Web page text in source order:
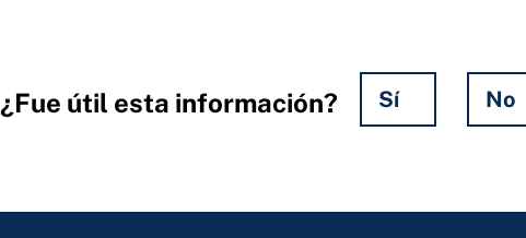
¿Fue útil esta información? Sí No